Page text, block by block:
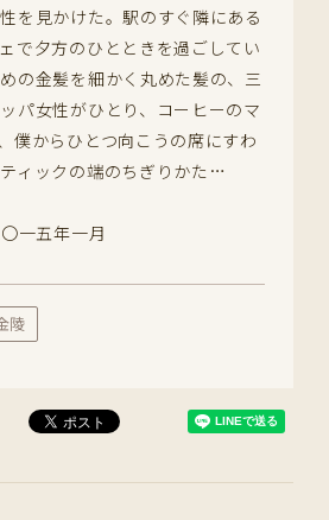
を見かけた。駅のすぐ隣にある
で夕方のひとときを過ごしてい
の金髪を細かく丸めた髪の、三
パ女性がひとり、コーヒーのマ
僕からひとつ向こうの席にすわ
ィックの端のちぎりかた…
一五年一月
陵